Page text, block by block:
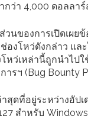
กว่า 4,000 ดอลลา
วนของการเปิดเผย
องโหว่ดังกล่าว แล
หว่เหล่านี้ถูกนำไปใ
ารฯ (Bug Bounty
สุดที่อยู่ระหว่างอัป
สำหรับ